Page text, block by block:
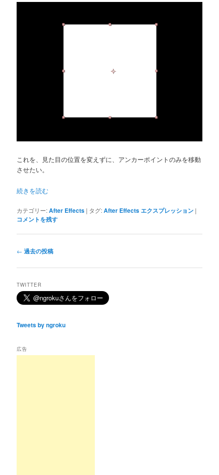
これを、見た目の位置を変えずに、アンカーポイントのみを移動
させたい。
続きを読む
カテゴリー:After Effects | タグ:After Effects エクスプレッション |
コメントを残す
投
ナ
ビ
ゲ
ー
ョ
← 過去の投稿
TWITTER
Tweets by ngroku
広告